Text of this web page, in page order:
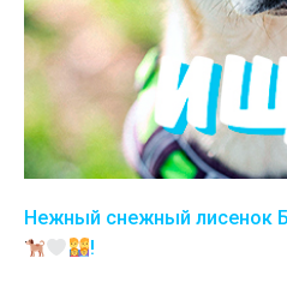
Нежный снежный лисенок
!